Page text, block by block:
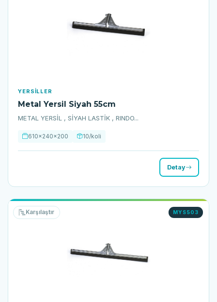
YERSILLER
Metal Yersil Siyah 55cm
METAL YERSİL , SİYAH LASTİK , RINDO...
610x240x200 10/koli
Detay
MYS503
Karşılaştır